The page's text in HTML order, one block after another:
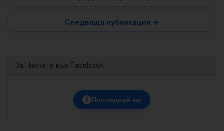
За Науката във Facebook
f Последвай ни